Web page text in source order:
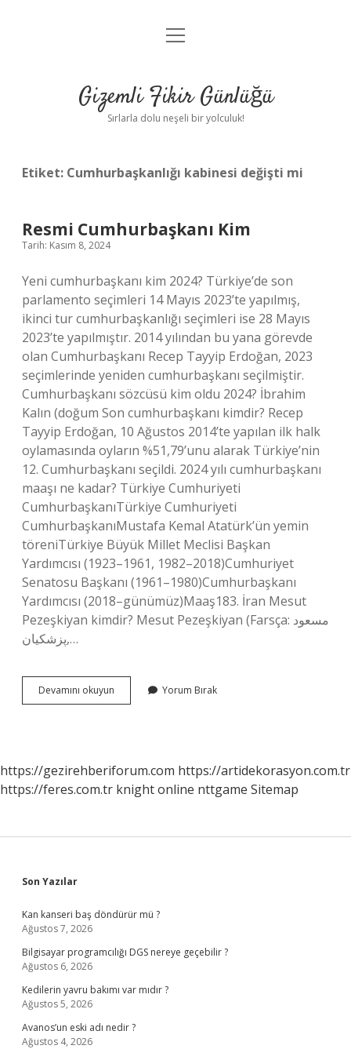
Anasayfa
Yasal Uyarı
menüyü
Gizemli Fikir Günlüğü
Sırlarla dolu neşeli bir yolculuk!
Etiket: Cumhurbaşkanlığı kabinesi değişti mi
Resmi Cumhurbaşkanı Kim
Tarih: Kasım 8, 2024
Yeni cumhurbaşkanı kim 2024? Türkiye’de son
parlamento seçimleri 14 Mayıs 2023’te yapılmış,
ikinci tur cumhurbaşkanlığı seçimleri ise 28 Mayıs
2023’te yapılmıştır. 2014 yılından bu yana görevde
olan Cumhurbaşkanı Recep Tayyip Erdoğan, 2023
seçimlerinde yeniden cumhurbaşkanı seçilmiştir.
Cumhurbaşkanı sözcüsü kim oldu 2024? İbrahim
Kalın (doğum Son cumhurbaşkanı kimdir? Recep
Tayyip Erdoğan, 10 Ağustos 2014’te yapılan ilk halk
oylamasında oyların %51,79’unu alarak Türkiye’nin
12. Cumhurbaşkanı seçildi. 2024 yılı cumhurbaşkanı
maaşı ne kadar? Türkiye Cumhuriyeti
CumhurbaşkanıTürkiye Cumhuriyeti
CumhurbaşkanıMustafa Kemal Atatürk’ün yemin
töreniTürkiye Büyük Millet Meclisi Başkan
Yardımcısı (1923–1961, 1982–2018)Cumhuriyet
Senatosu Başkanı (1961–1980)Cumhurbaşkanı
Yardımcısı (2018–günümüz)Maaş183. İran Mesut
Pezeşkiyan kimdir? Mesut Pezeşkiyan (Farsça: مسعود
پزشکیان‎,…
Devamını okuyun
Cumhurbaşkanı
Yorum Bırak
https://gezirehberiforum.com https://artidekorasyon.com.tr
https://feres.com.tr knight online nttgame Sitemap
Sidebar
Son Yazılar
Kan kanseri baş döndürür mü ?
Ağustos 7, 2026
Bilgisayar programcılığı DGS nereye geçebilir ?
Ağustos 6, 2026
Kedilerin yavru bakımı var mıdır ?
Ağustos 5, 2026
Avanos’un eski adı nedir ?
Ağustos 4, 2026